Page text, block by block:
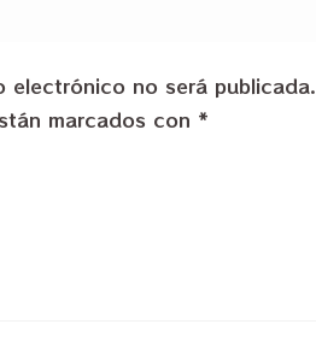
electrónico no será publicada.
marcados con *